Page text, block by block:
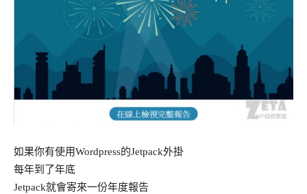
如果你有使用Wordpress的Jetpack外掛
每年到了年底
Jetpack就會寄來一份年度報告